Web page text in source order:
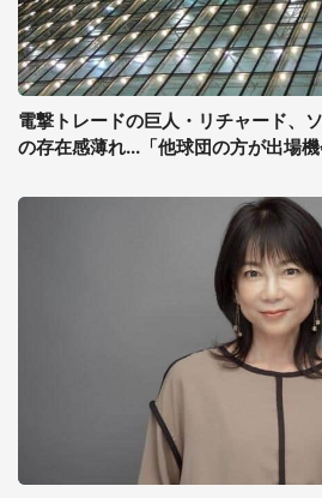
電撃トレードの巨人・リチャード、
の存在感薄れ...「他球団の方が出場